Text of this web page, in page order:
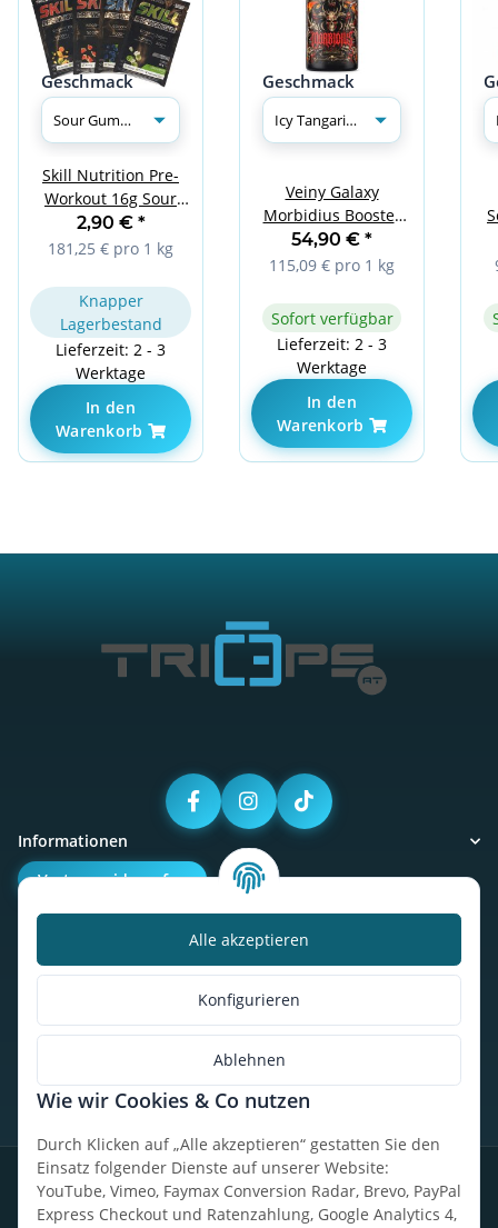
Alle akzeptieren
Konfigurieren
Ablehnen
Wie wir Cookies & Co nutzen
Durch Klicken auf „Alle akzeptieren“ gestatten Sie den
Einsatz folgender Dienste auf unserer Website:
YouTube, Vimeo, Faymax Conversion Radar, Brevo, PayPal
Express Checkout und Ratenzahlung, Google Analytics 4,
Geschmack
Skill Nutrition Pre-
Workout 16g Sour
Gummies
2,90 € *
181,25 € pro 1 kg
Knapper
Lagerbestand
Lieferzeit: 2 - 3
Werktage
In den
Warenkorb
Geschmack
Veiny Galaxy
Morbidius Booster
477g Icy Tangarine
54,90 € *
115,09 € pro 1 kg
Sofort verfügbar
Lieferzeit: 2 - 3
Werktage
In den
Warenkorb
Informationen
Vertrag widerrufen
Kalorienbedarfsrechner
So findest du uns
* Alle Preise inkl. gesetzlicher USt., zzgl.Versand
Datenschutz Widerrufsrecht AGBImpressumSitemap